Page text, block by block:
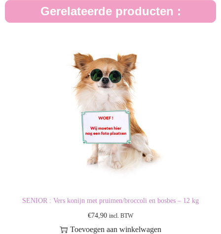
Gerelateerde producten :
SENIOR : Vers konijn met pruimen/broccoli en bosbes – 12 kg
€74,90 incl. BTW
Toevoegen aan winkelwagen